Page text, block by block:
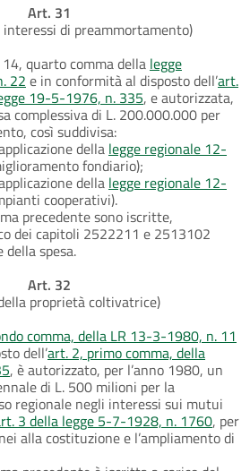
Art. 31
di preammortamento)
quarto comma della legge
22 e in conformità al disposto dell’art.
19-5-1976, n. 335, e autorizzata,
complessiva di L. 200.000.000 per
così suddivisa:
della legge regionale 12-
fondiario);
della legge regionale 12-
cooperativi).
precedente sono iscritte,
dei capitoli 2522211 e 2513102
spesa.
Art. 32
proprietà coltivatrice)
comma, della LR 13-3-1980, n. 11
dell’art. 2, primo comma, della
, è autorizzato, per l’anno 1980, un
di L. 500 milioni per la
regionale negli interessi sui mutui
3 della legge 5-7-1928, n. 1760, per
alla costituzione e l’ampliamento di